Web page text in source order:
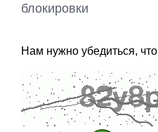
блокировки
Нам нужно убедиться,